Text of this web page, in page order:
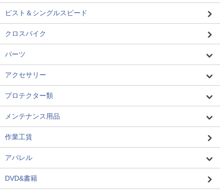
ピスト＆シングルスピード
クロスバイク
パーツ
アクセサリー
プロテクター類
メンテナンス用品
作業工賃
アパレル
DVD&書籍